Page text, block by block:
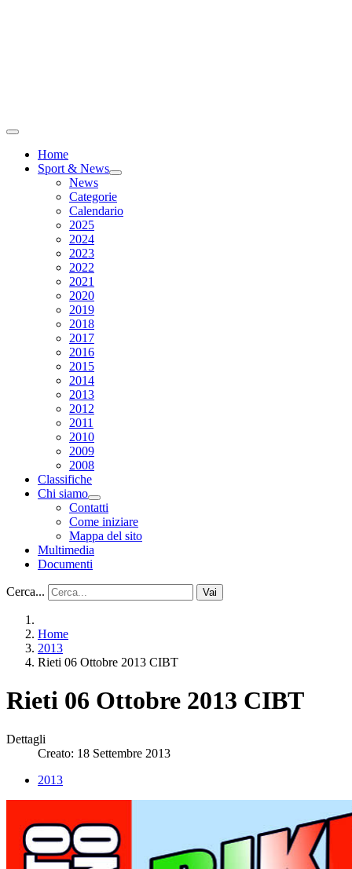
Home
Sport & News
News
Categorie
Calendario
2025
2024
2023
2022
2021
2020
2019
2018
2017
2016
2015
2014
2013
2012
2011
2010
2009
2008
Classifiche
Chi siamo
Contatti
Come iniziare
Mappa del sito
Multimedia
Documenti
Cerca... Vai
Home
2013
Rieti 06 Ottobre 2013 CIBT
Rieti 06 Ottobre 2013 CIBT
Dettagli
Creato: 18 Settembre 2013
2013